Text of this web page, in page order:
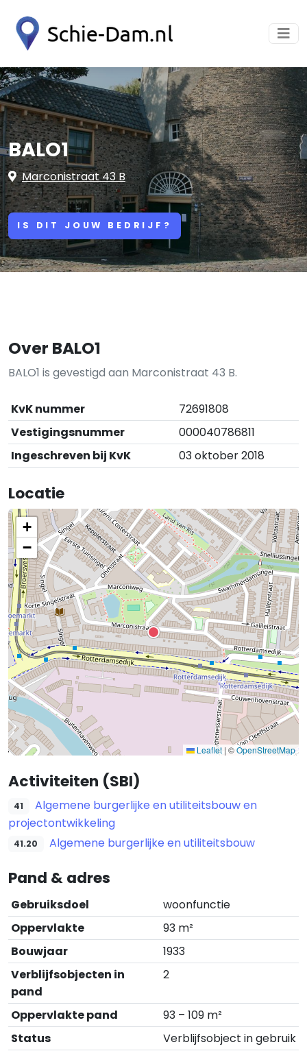
BALO1
Marconistraat 43 B
IS DIT JOUW BEDRIJF?
Over BALO1
BALO1 is gevestigd aan Marconistraat 43 B.
KvK nummer
72691808
Vestigingsnummer
000040786811
Ingeschreven bij KvK
03 oktober 2018
Locatie
+
−
Leaflet | ©OpenStreetMap
Activiteiten (SBI)
41
Algemene burgerlijke en utiliteitsbouw en
projectontwikkeling
41.20 Algemene burgerlijke en utiliteitsbouw
Pand & adres
Gebruiksdoel
woonfunctie
Oppervlakte
93 m²
Bouwjaar
1933
Verblijfsobjecten in
pand
2
Oppervlakte pand
93 – 109 m²
Status
Verblijfsobject in gebruik